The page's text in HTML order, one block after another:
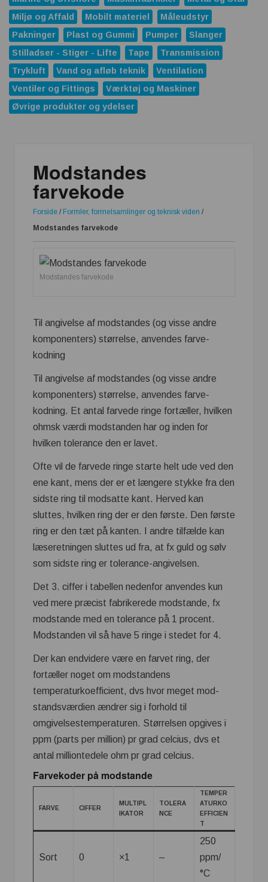
Miljø og Affald
Mobilt materiel
Måleudstyr
Pakninger
Plast og Gummi Pumper
Slanger
Stilladser - Stiger - Lifte
Tape
Transmission
Trykluft
Vand og afløb teknik
Ventilation
Ventiler og Fittings
Værktøj og Maskiner
Øvrige produkter og ydelser
Modstandes
farvekode
Forside / Formler, formelsamlinger og teknisk viden /
Modstandes farvekode
Modstandes farvekode
Til angivelse af modstandes (og visse andre
komponenters) størrelse, anvendes farve­
kodning
Til angivelse af modstandes (og visse andre
komponenters) størrelse, anvendes farve­
kodning. Et antal farvede ringe fortæller, hvilken
ohmsk værdi modstanden har og inden for
hvilken tolerance den er lavet.
Ofte vil de farvede ringe starte helt ude ved den
ene kant, mens der er et længere stykke fra den
sidste ring til modsatte kant. Herved kan
sluttes, hvilken ring der er den første. Den første
ring er den tæt på kanten. I andre tilfælde kan
læseretningen sluttes ud fra, at fx guld og sølv
som sidste ring er tolerance-angivelsen.
Det 3. ciffer i tabellen nedenfor anvendes kun
ved mere præcist fabrikerede modstande, fx
modstande med en tole­rance på 1 procent.
Modstanden vil så have 5 ringe i stedet for 4.
Der kan endvidere være en farvet ring, der
fortæller noget om modstandens
temperaturkoefficient, dvs hvor meget mod­
standsværdien ændrer sig i forhold til
omgivelsestemperaturen. Størrelsen opgives i
ppm (parts per million) pr grad celcius, dvs et
antal milliontedele ohm pr grad celcius.
Farvekoder på modstande
FARVE CIFFER
MULTIPL
IKATOR
TOLERA
NCE
TEMPER
ATURKO
EFFICIEN
T
Sort 0 ×1 –
250
ppm/
°C